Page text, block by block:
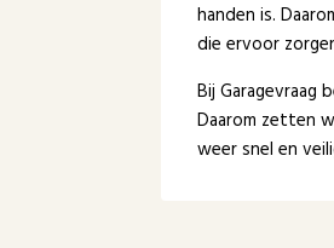
handen is.
die ervoor
Bij Garagevraag
Daarom zetten
weer snel en